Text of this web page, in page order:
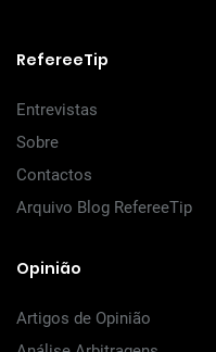
RefereeTip
Entrevistas
Sobre
Contactos
Arquivo Blog RefereeTip
Opinião
Artigos de Opinião